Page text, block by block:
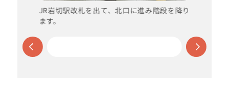
JR岩切駅改札を出て、北口に進み階段を降り
ます。